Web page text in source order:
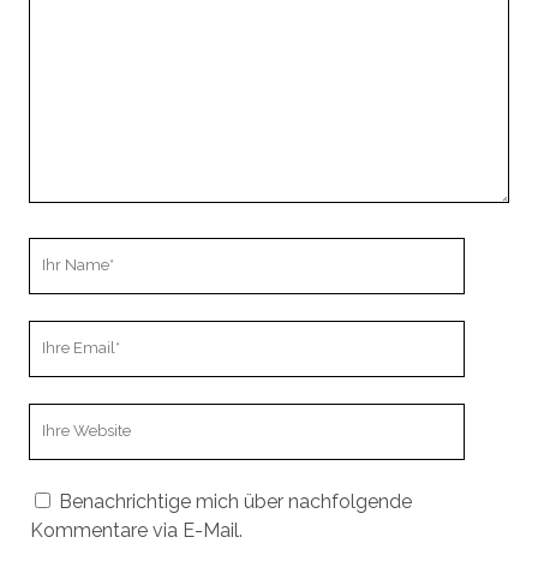
Benachrichtige mich über nachfolgende
Kommentare via E-Mail.